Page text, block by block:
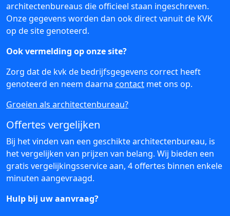
architectenbureaus die officieel staan ingeschreven.
Onze gegevens worden dan ook direct vanuit de KVK
op de site genoteerd.
Ook vermelding op onze site?
Zorg dat de kvk de bedrijfsgegevens correct heeft
genoteerd en neem daarna contact met ons op.
Groeien als architectenbureau?
Offertes vergelijken
Bij het vinden van een geschikte architectenbureau, is
het vergelijken van prijzen van belang. Wij bieden een
gratis vergelijkingsservice aan, 4 offertes binnen enkele
minuten aangevraagd.
Hulp bij uw aanvraag?